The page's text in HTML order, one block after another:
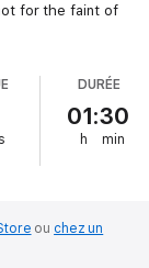
for the faint of
DURÉE
01:30
h min
ou chez un